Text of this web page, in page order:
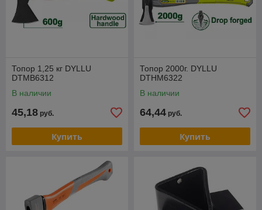
Топор 1,25 кг DYLLU
DTMB6312
В наличии
45,18 руб.
Купить
Топор 2000г. DYLLU
DTHM6322
В наличии
64,44 руб.
Купить